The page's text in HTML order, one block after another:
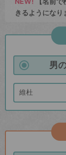
きるようになり
男